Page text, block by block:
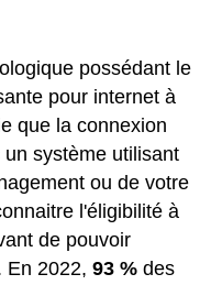
possédant le
pour internet à
que la connexion
système utilisant
ou de votre
l'éligibilité à
de pouvoir
En 2022, 93 % des